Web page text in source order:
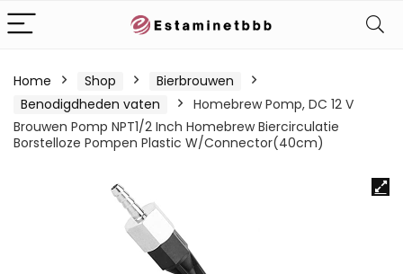
Home Shop
Bierbrouwen
Benodigdheden vaten
Homebrew Pomp, DC 12 V
Brouwen Pomp NPT1/2 Inch Homebrew Biercirculatie
Borstelloze Pompen Plastic W/Connector(40cm)